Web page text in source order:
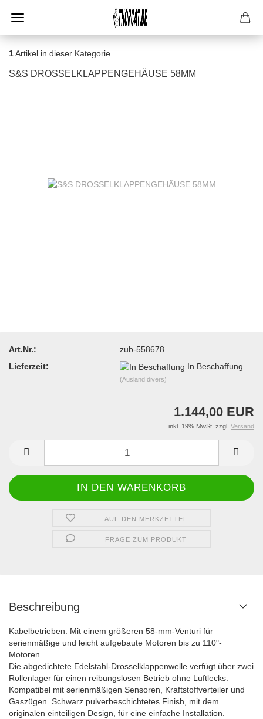
1Artikel in dieser Kategorie
S&S DROSSELKLAPPENGEHÄUSE 58MM
Art.Nr.:
zub-558678
Lieferzeit:
In Beschaffung
(Ausland divers)
1.144,00 EUR
inkl. 19% MwSt. zzgl. Versand
AUF DEN MERKZETTEL
FRAGE ZUM PRODUKT
Beschreibung
Kabelbetrieben. Mit einem größeren 58-mm-Venturi für
serienmäßige und leicht aufgebaute Motoren bis zu 110"-
Motoren.
Die abgedichtete Edelstahl-Drosselklappenwelle verfügt über zwei
Rollenlager für einen reibungslosen Betrieb ohne Luftlecks.
Kompatibel mit serienmäßigen Sensoren, Kraftstoffverteiler und
Gaszügen. Schwarz pulverbeschichtetes Finish, mit dem
originalen einteiligen Design, für eine einfache Installation.